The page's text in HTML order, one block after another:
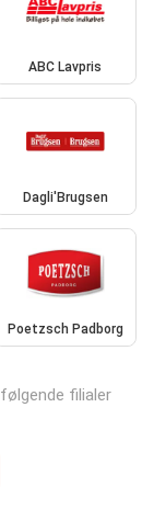
ABC Lavpris
Dagli'Brugsen
Poetzsch Padborg
filialer